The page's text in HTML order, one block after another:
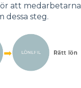
att medarbetarna
dessa steg.